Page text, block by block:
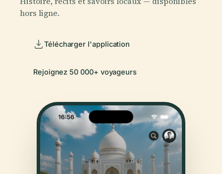
hors ligne.
Télécharger l'application
Rejoignez 50 000+ voyageurs